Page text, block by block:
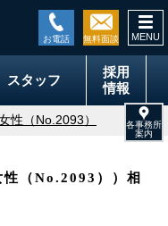
スタッフ
採用
情報
性（No.2093）
性（No.2093））相